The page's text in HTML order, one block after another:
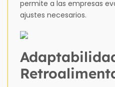
permite a las empresas
ajustes necesarios.